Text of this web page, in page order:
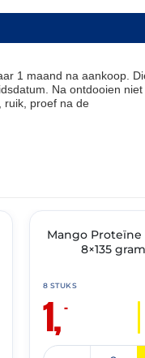
1 maand na aankoop.
Na ontdooien niet
ruik, proef na de
🔥 OP=OP
Mango Proteïne
8×135 gram
8 STUKS
1,–